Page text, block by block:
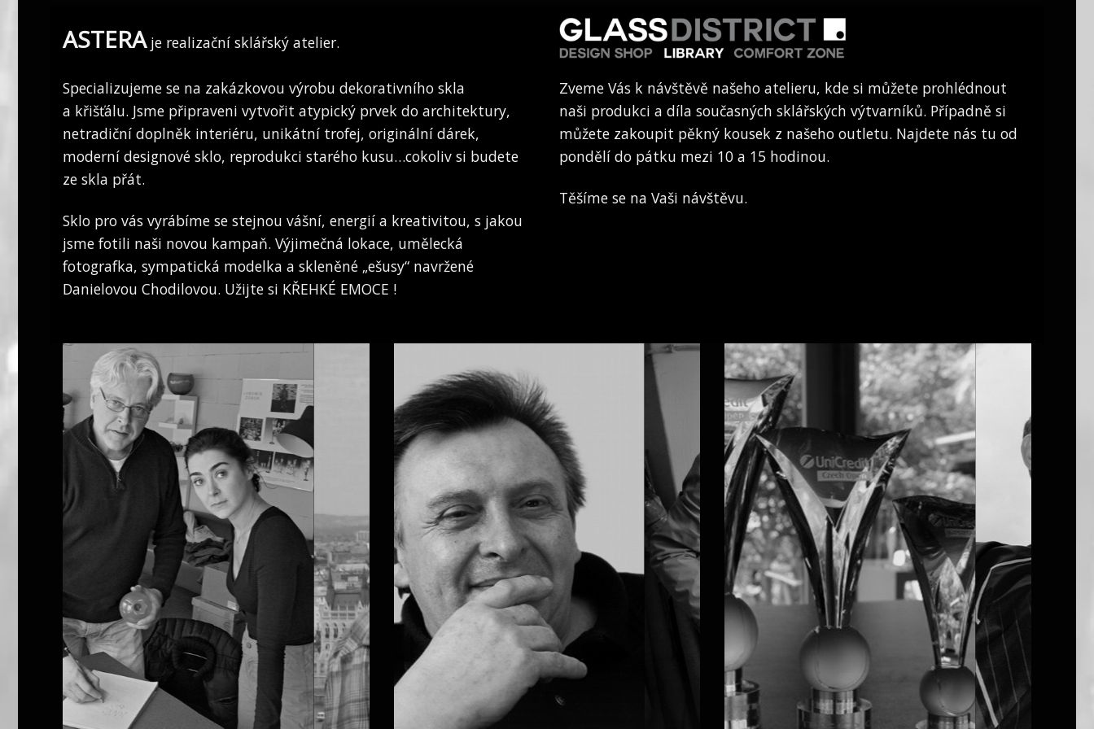
ASTERAje realizační sklářský atelier.
Specializujeme se na zakázkovou výrobu dekorativního skla
a křišťálu. Jsme připraveni vytvořit atypický prvek do architektury,
netradiční doplněk interiéru, unikátní trofej, originální dárek,
moderní designové sklo, reprodukci starého kusu…cokoliv si budete
ze skla přát.
Sklo pro vás vyrábíme se stejnou vášní, energií a kreativitou, s jakou
jsme fotili naši novou kampaň. Výjimečná lokace, umělecká
fotografka, sympatická modelka a skleněné „ešusy“ navržené
Danielovou Chodilovou. Užijte si KŘEHKÉ EMOCE !
Zveme Vás k návštěvě našeho atelieru, kde si můžete prohlédnout
naši produkci a díla současných sklářských výtvarníků. Případně si
můžete zakoupit pěkný kousek z našeho outletu. Najdete nás tu od
pondělí do pátku mezi 10 a 15 hodinou.
Těšíme se na Vaši návštěvu.